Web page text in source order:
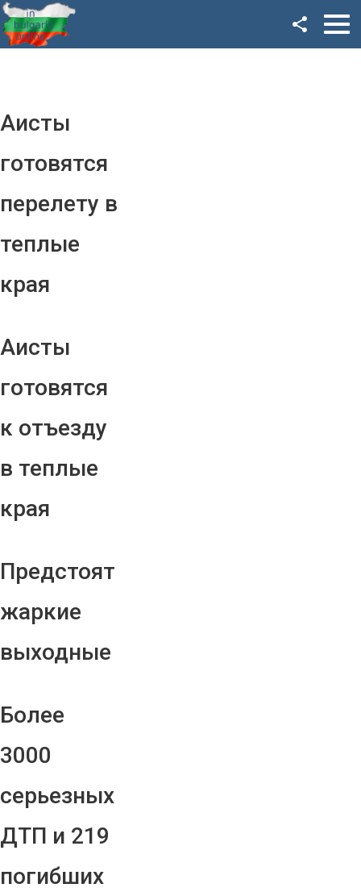
Аисты
готовятся
перелету в
теплые
края
Аисты
готовятся
к отъезду
в теплые
края
Предстоят
жаркие
выходные
Более
3000
серьезных
ДТП и 219
погибших